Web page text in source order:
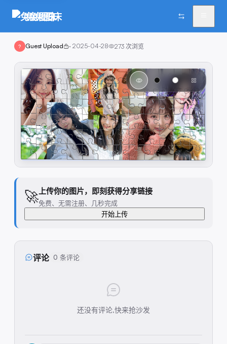
兔兔图床
? Guest Upload · 2025-04-28 273 次浏览
🚀 上传你的图片，即刻获得分享链接
免费、无需注册、几秒完成
开始上传
评论 0 条评论
还没有评论,快来抢沙发